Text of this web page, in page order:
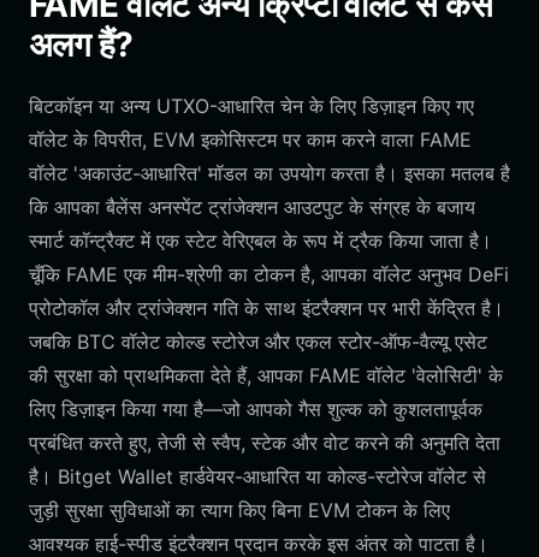
अलग हैं?
बिटकॉइन या अन्य UTXO-आधारित चेन के लिए डिज़ाइन किए गए
वॉलेट के विपरीत, EVM इकोसिस्टम पर काम करने वाला FAME
वॉलेट 'अकाउंट-आधारित' मॉडल का उपयोग करता है। इसका मतलब है
कि आपका बैलेंस अनस्पेंट ट्रांजेक्शन आउटपुट के संग्रह के बजाय
स्मार्ट कॉन्ट्रैक्ट में एक स्टेट वेरिएबल के रूप में ट्रैक किया जाता है।
चूँकि FAME एक मीम-श्रेणी का टोकन है, आपका वॉलेट अनुभव DeFi
प्रोटोकॉल और ट्रांजेक्शन गति के साथ इंटरैक्शन पर भारी केंद्रित है।
जबकि BTC वॉलेट कोल्ड स्टोरेज और एकल स्टोर-ऑफ-वैल्यू एसेट
की सुरक्षा को प्राथमिकता देते हैं, आपका FAME वॉलेट 'वेलोसिटी' के
लिए डिज़ाइन किया गया है—जो आपको गैस शुल्क को कुशलतापूर्वक
प्रबंधित करते हुए, तेजी से स्वैप, स्टेक और वोट करने की अनुमति देता
है। Bitget Wallet हार्डवेयर-आधारित या कोल्ड-स्टोरेज वॉलेट से
जुड़ी सुरक्षा सुविधाओं का त्याग किए बिना EVM टोकन के लिए
आवश्यक हाई-स्पीड इंटरैक्शन प्रदान करके इस अंतर को पाटता है।